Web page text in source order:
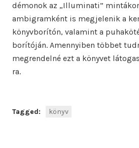
démonok az „Illuminati”
ambigramként is megjelenik a
könyvborítón, valamint a
borítóján. Amennyiben többet
megrendelné ezt a könyvet
ra.
Tagged: könyv